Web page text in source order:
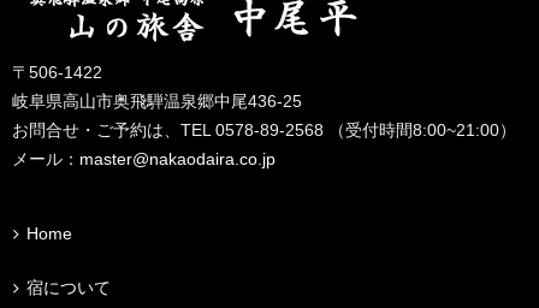
〒506-1422
岐阜県高山市奥飛騨温泉郷中尾436-25
お問合せ・ご予約は、TEL 0578-89-2568 （受付時間8:00~21:00）
メール： master@nakaodaira.co.jp
Home
宿について